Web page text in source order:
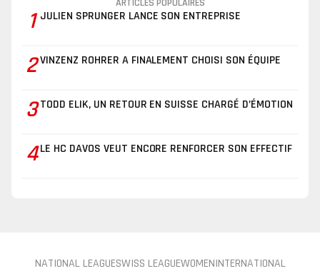
ARTICLES POPULAIRES
1 JULIEN SPRUNGER LANCE SON ENTREPRISE
2 VINZENZ ROHRER A FINALEMENT CHOISI SON ÉQUIPE
3 TODD ELIK, UN RETOUR EN SUISSE CHARGÉ D’ÉMOTION
4 LE HC DAVOS VEUT ENCORE RENFORCER SON EFFECTIF
NATIONAL LEAGUESWISS LEAGUEWOMENINTERNATIONAL